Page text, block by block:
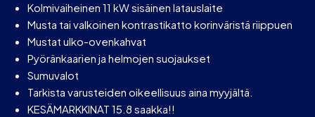
Kolmivaiheinen 11 kW sisäinen latauslaite
Musta tai valkoinen kontrastikatto korinväristä riippuen
Mustat ulko-ovenkahvat
Pyöränkaarien ja helmojen suojaukset
Sumuvalot
Tarkista varusteiden oikeellisuus aina myyjältä.
KESÄMARKKINAT 15.8 saakka!!